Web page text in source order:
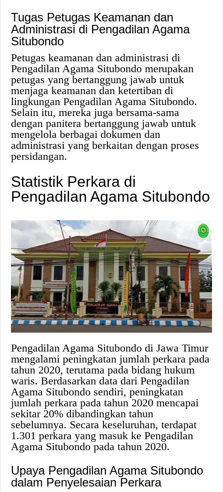
Tugas Petugas Keamanan dan
Administrasi di Pengadilan Agama
Situbondo
Petugas keamanan dan administrasi di
Pengadilan Agama Situbondo merupakan
petugas yang bertanggung jawab untuk
menjaga keamanan dan ketertiban di
lingkungan Pengadilan Agama Situbondo.
Selain itu, mereka juga bersama-sama
dengan panitera bertanggung jawab untuk
mengelola berbagai dokumen dan
administrasi yang berkaitan dengan proses
persidangan.
Statistik Perkara di
Pengadilan Agama Situbondo
Pengadilan Agama Situbondo di Jawa Timur
mengalami peningkatan jumlah perkara pada
tahun 2020, terutama pada bidang hukum
waris. Berdasarkan data dari Pengadilan
Agama Situbondo sendiri, peningkatan
jumlah perkara pada tahun 2020 mencapai
sekitar 20% dibandingkan tahun
sebelumnya. Secara keseluruhan, terdapat
1.301 perkara yang masuk ke Pengadilan
Agama Situbondo pada tahun 2020.
Upaya Pengadilan Agama Situbondo
dalam Penyelesaian Perkara